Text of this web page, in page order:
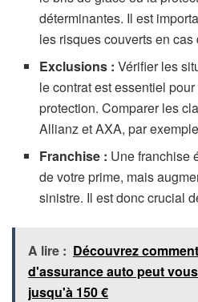
déterminantes. Il est
les risques couverts en cas
Exclusions : Vérifier les
le contrat est essentiel
protection. Comparer les
Allianz et AXA, par
Franchise : Une franchise
de votre prime, mais
sinistre. Il est donc crucial
A lire : Découvrez
d'assurance auto peut
jusqu'à 150 €